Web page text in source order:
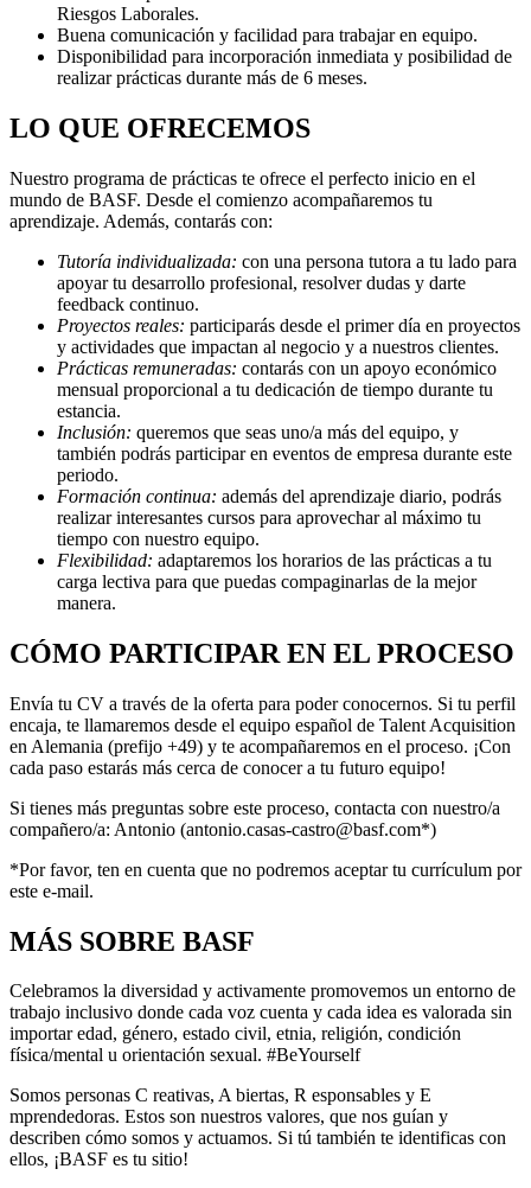
Riesgos Laborales.
Buena comunicación y facilidad para trabajar en equipo.
Disponibilidad para incorporación inmediata y posibilidad de
realizar prácticas durante más de 6 meses.
LO QUE OFRECEMOS
Nuestro programa de prácticas te ofrece el perfecto inicio en el
mundo de BASF. Desde el comienzo acompañaremos tu
aprendizaje. Además, contarás con:
Tutoría individualizada: con una persona tutora a tu lado para
apoyar tu desarrollo profesional, resolver dudas y darte
feedback continuo.
Proyectos reales: participarás desde el primer día en proyectos
y actividades que impactan al negocio y a nuestros clientes.
Prácticas remuneradas: contarás con un apoyo económico
mensual proporcional a tu dedicación de tiempo durante tu
estancia.
Inclusión: queremos que seas uno/a más del equipo, y
también podrás participar en eventos de empresa durante este
periodo.
Formación continua: además del aprendizaje diario, podrás
realizar interesantes cursos para aprovechar al máximo tu
tiempo con nuestro equipo.
Flexibilidad: adaptaremos los horarios de las prácticas a tu
carga lectiva para que puedas compaginarlas de la mejor
manera.
CÓMO PARTICIPAR EN EL PROCESO
Envía tu CV a través de la oferta para poder conocernos. Si tu perfil
encaja, te llamaremos desde el equipo español de Talent Acquisition
en Alemania (prefijo +49) y te acompañaremos en el proceso. ¡Con
cada paso estarás más cerca de conocer a tu futuro equipo!
Si tienes más preguntas sobre este proceso, contacta con nuestro/a
compañero/a: Antonio (antonio.casas-castro@basf.com*)
*Por favor, ten en cuenta que no podremos aceptar tu currículum por
este e-mail.
MÁS SOBRE BASF
Celebramos la diversidad y activamente promovemos un entorno de
trabajo inclusivo donde cada voz cuenta y cada idea es valorada sin
importar edad, género, estado civil, etnia, religión, condición
física/mental u orientación sexual. #BeYourself
Somos personas C reativas, A biertas, R esponsables y E
mprendedoras. Estos son nuestros valores, que nos guían y
describen cómo somos y actuamos. Si tú también te identificas con
ellos, ¡BASF es tu sitio!